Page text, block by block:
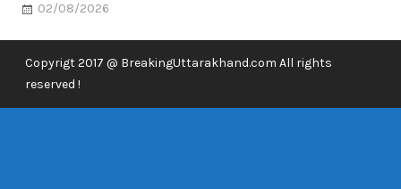
02/08/2026
Copyrigt 2017 @ BreakingUttarakhand.com All rights
reserved !